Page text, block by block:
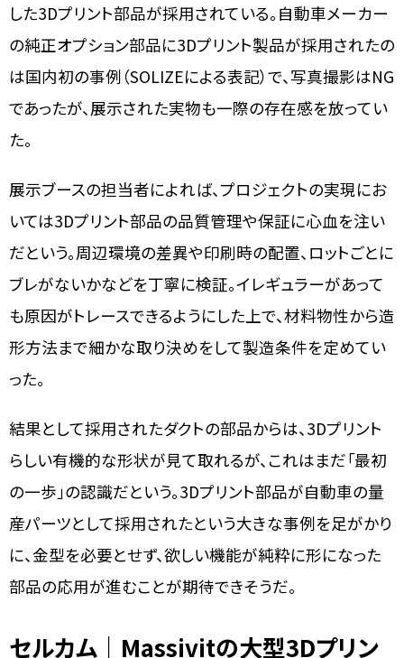
した3Dプリント部品が採用されている。自動車メーカー
の純正オプション部品に3Dプリント製品が採用されたの
は国内初の事例（SOLIZEによる表記）で、写真撮影はNG
であったが、展示された実物も一際の存在感を放ってい
た。
展示ブースの担当者によれば、プロジェクトの実現にお
いては3Dプリント部品の品質管理や保証に心血を注い
だという。周辺環境の差異や印刷時の配置、ロットごとに
ブレがないかなどを丁寧に検証。イレギュラーがあって
も原因がトレースできるようにした上で、材料物性から造
形方法まで細かな取り決めをして製造条件を定めてい
った。
結果として採用されたダクトの部品からは、3Dプリント
らしい有機的な形状が見て取れるが、これはまだ「最初
の一歩」の認識だという。3Dプリント部品が自動車の量
産パーツとして採用されたという大きな事例を足がかり
に、金型を必要とせず、欲しい機能が純粋に形になった
部品の応用が進むことが期待できそうだ。
セルカム｜Massivitの大型3Dプリン